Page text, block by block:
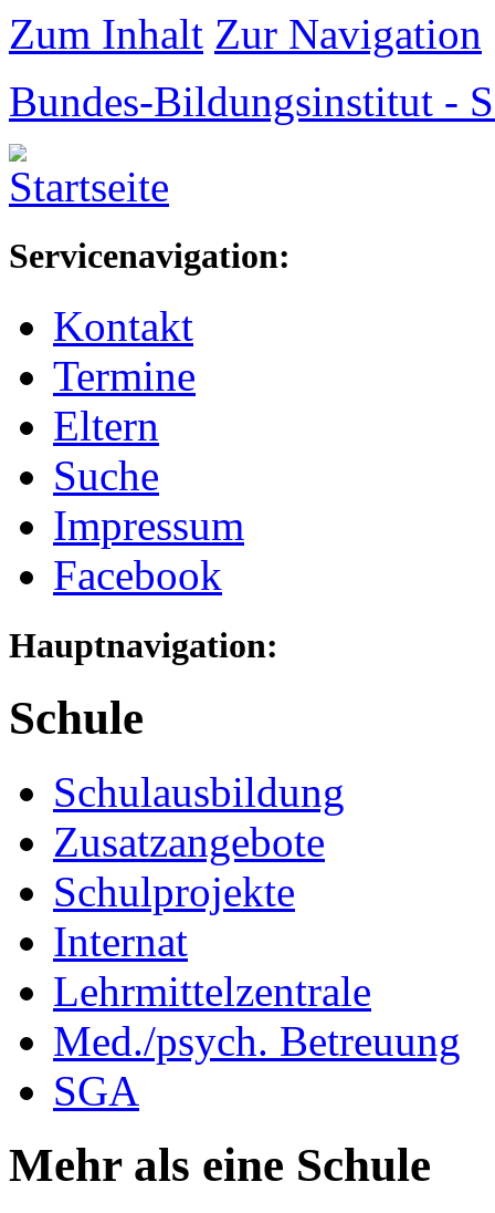
Zum Inhalt Zur Navigation
Bundes-Bildungsinstitut -
Servicenavigation:
Kontakt
Termine
Eltern
Suche
Impressum
Facebook
Hauptnavigation:
Schule
Schulausbildung
Zusatzangebote
Schulprojekte
Internat
Lehrmittelzentrale
Med./psych. Betreuung
SGA
Mehr als eine Schule